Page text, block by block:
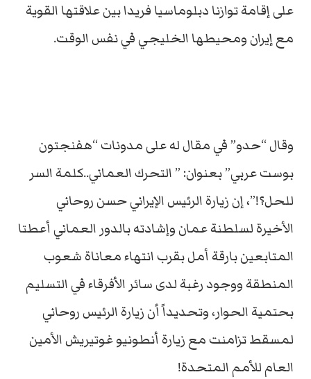
على إقامة توازنا دبلوماسيا فريدا بين علاقتها القوية
مع إيران ومحيطها الخليجي في نفس الوقت.
وقال “حدو” في مقال له على مدونات “هفنجتون
بوست عربي” بعنوان: ” التحرك العماني..كلمة السر
للحل؟!”، إن زيارة الرئيس الإيراني حسن روحاني
الأخيرة لسلطنة عمان وإشادته بالدور العماني أعطتا
المتابعين بارقة أمل بقرب انتهاء معاناة شعوب
المنطقة ووجود رغبة لدى سائر الأفرقاء في التسليم
بحتمية الحوار، وتحديداً أن زيارة الرئيس روحاني
لمسقط تزامنت مع زيارة أنطونيو غوتيريش الأمين
العام للأمم المتحدة!